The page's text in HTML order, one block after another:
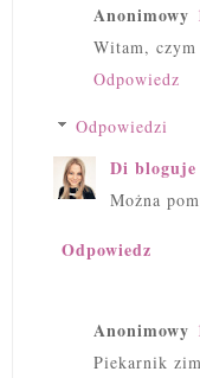
Anonimowy
Witam, czym
Odpowiedz
Odpowiedzi
Di bloguje
Można
Odpowiedz
Anonimowy
Piekarnik